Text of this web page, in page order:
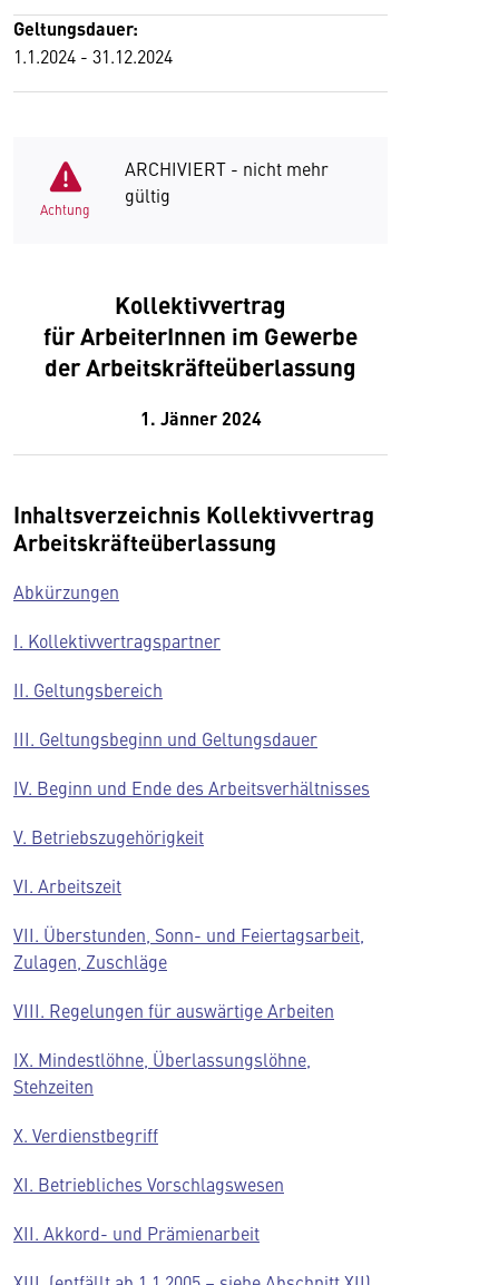
Geltungsdauer:
1.1.2024 - 31.12.2024
Achtung
ARCHIVIERT - nicht mehr
gültig
Kollektivvertrag
für ArbeiterInnen im Gewerbe
der Arbeitskräfteüberlassung
1. Jänner 2024
Inhaltsverzeichnis Kollektivvertrag
Arbeitskräfteüberlassung
Abkürzungen
I. Kollektivvertragspartner
II. Geltungsbereich
III. Geltungsbeginn und Geltungsdauer
IV. Beginn und Ende des Arbeitsverhältnisses
V. Betriebszugehörigkeit
VI. Arbeitszeit
VII. Überstunden, Sonn- und Feiertagsarbeit,
Zulagen, Zuschläge
VIII. Regelungen für auswärtige Arbeiten
IX. Mindestlöhne, Überlassungslöhne,
Stehzeiten
X. Verdienstbegriff
XI. Betriebliches Vorschlagswesen
XII. Akkord- und Prämienarbeit